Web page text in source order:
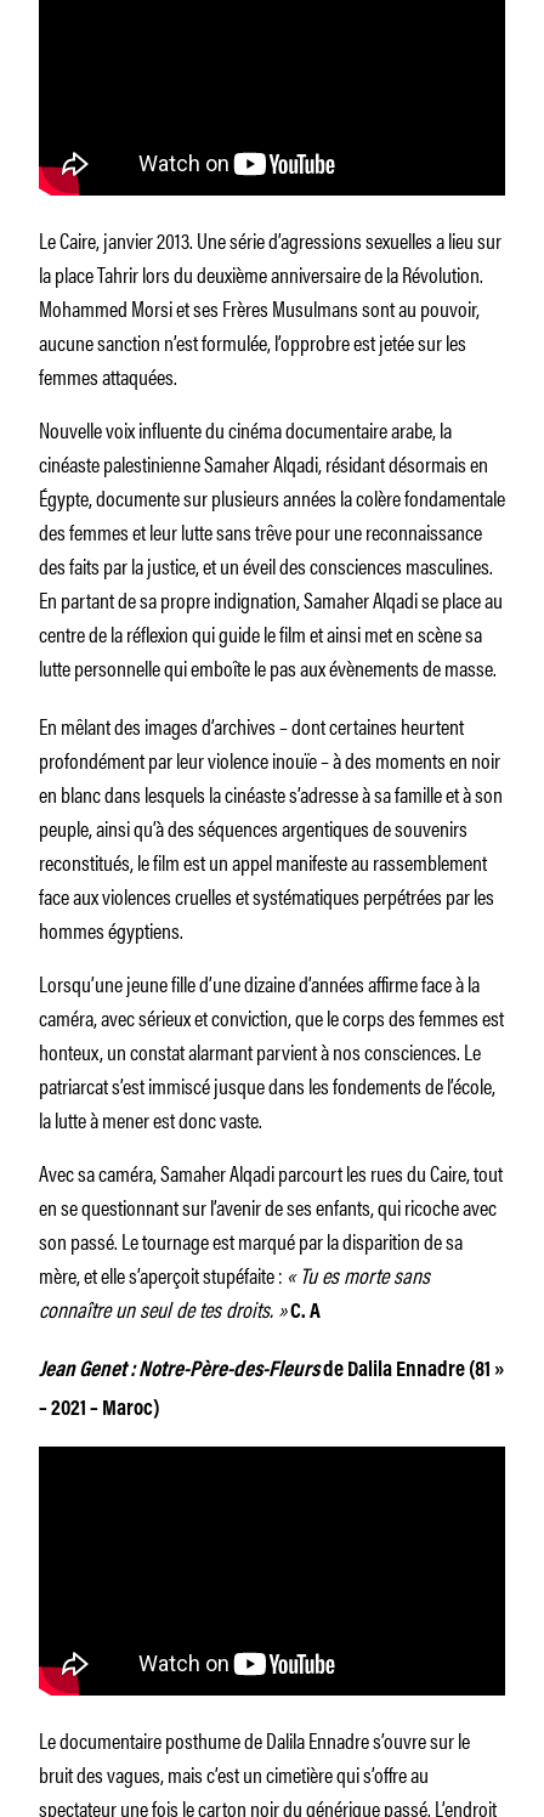
Le Caire, janvier 2013. Une série d’agressions sexuelles a lieu sur
la place Tahrir lors du deuxième anniversaire de la Révolution.
Mohammed Morsi et ses Frères Musulmans sont au pouvoir,
aucune sanction n’est formulée, l’opprobre est jetée sur les
femmes attaquées.
Nouvelle voix influente du cinéma documentaire arabe, la
cinéaste palestinienne Samaher Alqadi, résidant désormais en
Égypte, documente sur plusieurs années la colère fondamentale
des femmes et leur lutte sans trêve pour une reconnaissance
des faits par la justice, et un éveil des consciences masculines.
En partant de sa propre indignation, Samaher Alqadi se place au
centre de la réflexion qui guide le film et ainsi met en scène sa
lutte personnelle qui emboîte le pas aux évènements de masse.
En mêlant des images d’archives – dont certaines heurtent
profondément par leur violence inouïe – à des moments en noir
en blanc dans lesquels la cinéaste s’adresse à sa famille et à son
peuple, ainsi qu’à des séquences argentiques de souvenirs
reconstitués, le film est un appel manifeste au rassemblement
face aux violences cruelles et systématiques perpétrées par les
hommes égyptiens.
Lorsqu’une jeune fille d’une dizaine d’années affirme face à la
caméra, avec sérieux et conviction, que le corps des femmes est
honteux, un constat alarmant parvient à nos consciences. Le
patriarcat s’est immiscé jusque dans les fondements de l’école,
la lutte à mener est donc vaste.
Avec sa caméra, Samaher Alqadi parcourt les rues du Caire, tout
en se questionnant sur l’avenir de ses enfants, qui ricoche avec
son passé. Le tournage est marqué par la disparition de sa
mère, et elle s’aperçoit stupéfaite : « Tu es morte sans
connaître un seul de tes droits. »C. A
Jean Genet : Notre-Père-des-Fleursde Dalila Ennadre (81 »
– 2021 – Maroc)
Le documentaire posthume de Dalila Ennadre s’ouvre sur le
bruit des vagues, mais c’est un cimetière qui s’offre au
spectateur une fois le carton noir du générique passé. L’endroit